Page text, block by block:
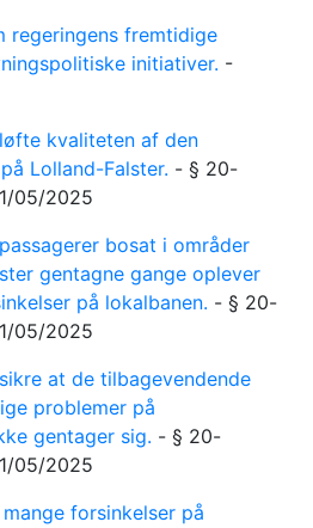
regeringens fremtidige
initiativer. -
kvaliteten af den
Lolland-Falster. - § 20-
05/2025
bosat i områder
gentagne gange oplever
på lokalbanen. - § 20-
05/2025
at de tilbagevendende
problemer på
gentager sig. - § 20-
05/2025
forsinkelser på